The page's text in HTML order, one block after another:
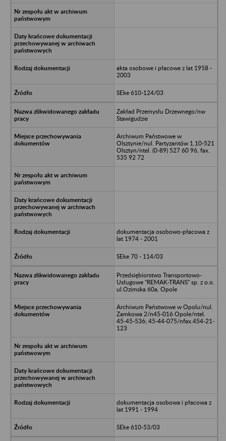
akta osobowe i płacowe z lat 1958 -
2003
SEke 610-124/03
Zakład Przemysłu Drzewnego/nw
Stawigudzie
Archiwum Państwowe w
Olsztynie/nul. Partyzantów 1,10-521
Olsztyn/ntel. (0-89) 527 60 96, fax.
535 92 72
dokumentacja osobowo-płacowa z
lat 1974 - 2001
SEke 70 - 114/03
Przedsiębiorstwo Transportowo-
Usługowe "REMAK-TRANS" sp. z o.o.
ul.Ozimska 60a, Opole
Archiwum Państwowe w Opolu/nul.
Zamkowa 2/n45-016 Opole/ntel.
45-45-536; 45-44-075/nfax.454-21-
123
dokumentacja osobowa i płacowa z
lat 1991 - 1994
SEke 610-53/03